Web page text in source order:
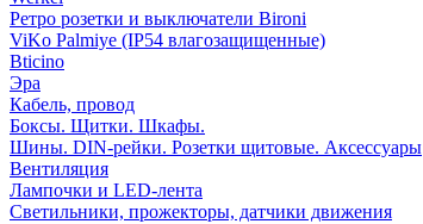
Ретро розетки и выключатели Bironi
ViKo Palmiye (IP54 влагозащищенные)
Bticino
Эра
Кабель, провод
Боксы. Щитки. Шкафы.
Шины. DIN-рейки. Розетки щитовые. Аксессуары
Вентиляция
Лампочки и LED-лента
Светильники, прожекторы, датчики движения